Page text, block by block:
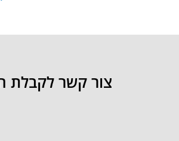
צור קשר לקבלת